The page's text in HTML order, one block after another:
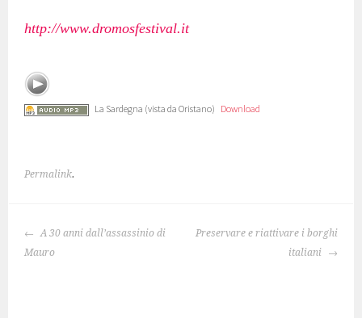
http://www.dromosfestival.it
La Sardegna (vista da Oristano) Download
Permalink.
NAVIGAZIONE
ARTICOLO
A 30 anni dall’assassinio di
Mauro
Preservare e riattivare i borghi
italiani